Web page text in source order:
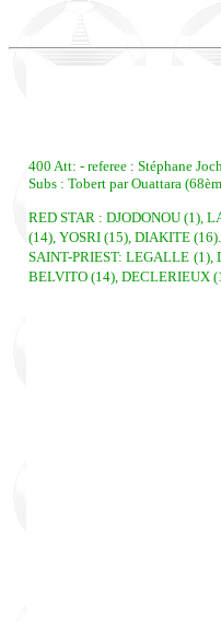
400 Att: - referee : Stéphane
Subs : Tobert par Ouattara
RED STAR : DJODONOU (1),
(14), YOSRI (15), DIAKITE
SAINT-PRIEST: LEGALLE
BELVITO (14), DECLERIEUX